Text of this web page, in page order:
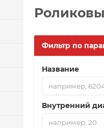
Фильтр по
Название
Внутренний